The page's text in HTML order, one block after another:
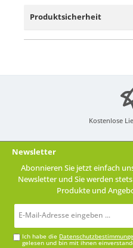
Produktsicherheit
Kostenlose
Newsletter
Abonnieren Sie jetzt einfach
Newsletter und Sie werden
Produkte und
Mail-
Ich habe die
gelesen und bin mit ihnen